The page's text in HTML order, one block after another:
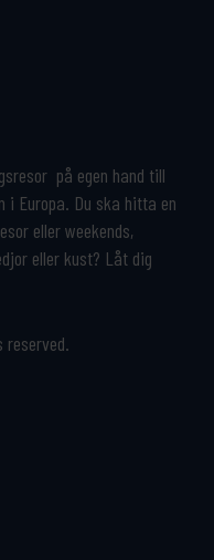
på egen hand till
i Europa. Du ska hitta en
eller weekends,
eller kust? Låt dig
reserved.